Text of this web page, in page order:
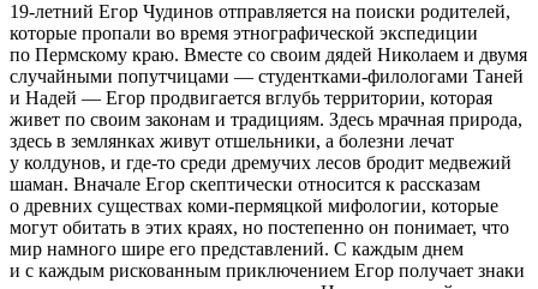
19-летний Егор Чудинов отправляется на поиски родителей,
которые пропали во время этнографической экспедиции
по Пермскому краю. Вместе со своим дядей Николаем и двумя
случайными попутчицами — студентками-филологами Таней
и Надей — Егор продвигается вглубь территории, которая
живет по своим законам и традициям. Здесь мрачная природа,
здесь в землянках живут отшельники, а болезни лечат
у колдунов, и где-то среди дремучих лесов бродит медвежий
шаман. Вначале Егор скептически относится к рассказам
о древних существах коми-пермяцкой мифологии, которые
могут обитать в этих краях, но постепенно он понимает, что
мир намного шире его представлений. С каждым днем
и с каждым рискованным приключением Егор получает знаки